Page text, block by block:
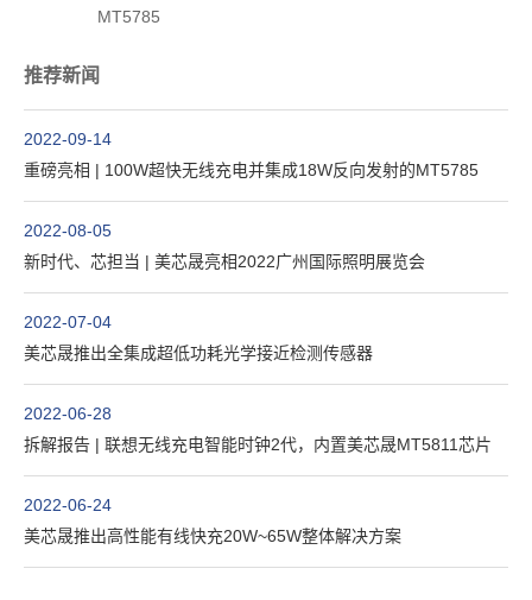
MT5785
推荐新闻
2022-09-14
重磅亮相 | 100W超快无线充电并集成18W反向发射的MT5785
2022-08-05
新时代、芯担当 | 美芯晟亮相2022广州国际照明展览会
2022-07-04
美芯晟推出全集成超低功耗光学接近检测传感器
2022-06-28
拆解报告 | 联想无线充电智能时钟2代，内置美芯晟MT5811芯片
2022-06-24
美芯晟推出高性能有线快充20W~65W整体解决方案